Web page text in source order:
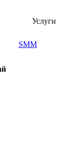
Услуги
SMM